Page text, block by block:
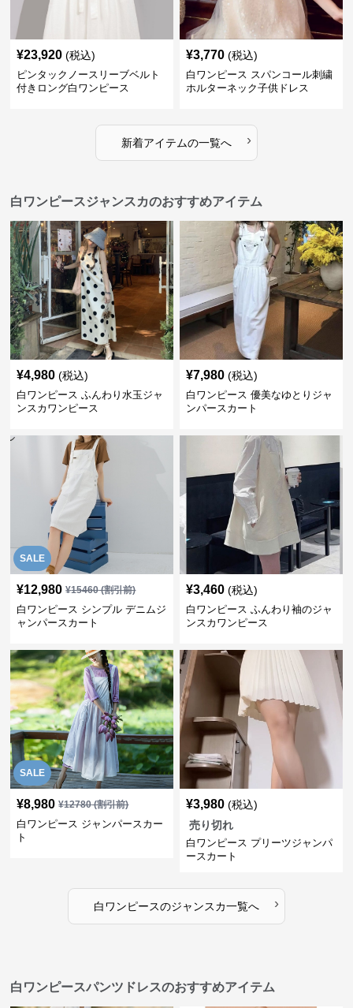
¥23,920 (税込)
ピンタックノースリーブベルト
付きロング白ワンピース
¥3,770 (税込)
白ワンピース スパンコール刺繍
ホルターネック子供ドレス
新着アイテムの一覧へ ›
白ワンピースジャンスカのおすすめアイテム
¥4,980 (税込)
白ワンピース ふんわり水玉ジャ
ンスカワンピース
¥7,980 (税込)
白ワンピース 優美なゆとりジャ
ンパースカート
SALE
¥12,980 ¥15460(割引前)
白ワンピース シンプル デニムジ
ャンパースカート
¥3,460 (税込)
白ワンピース ふんわり袖のジャ
ンスカワンピース
SALE
¥8,980 ¥12780(割引前)
白ワンピース ジャンパースカー
ト
¥3,980 (税込)
売り切れ
白ワンピース プリーツジャンパ
ースカート
白ワンピースのジャンスカ一覧へ ›
白ワンピースパンツドレスのおすすめアイテム